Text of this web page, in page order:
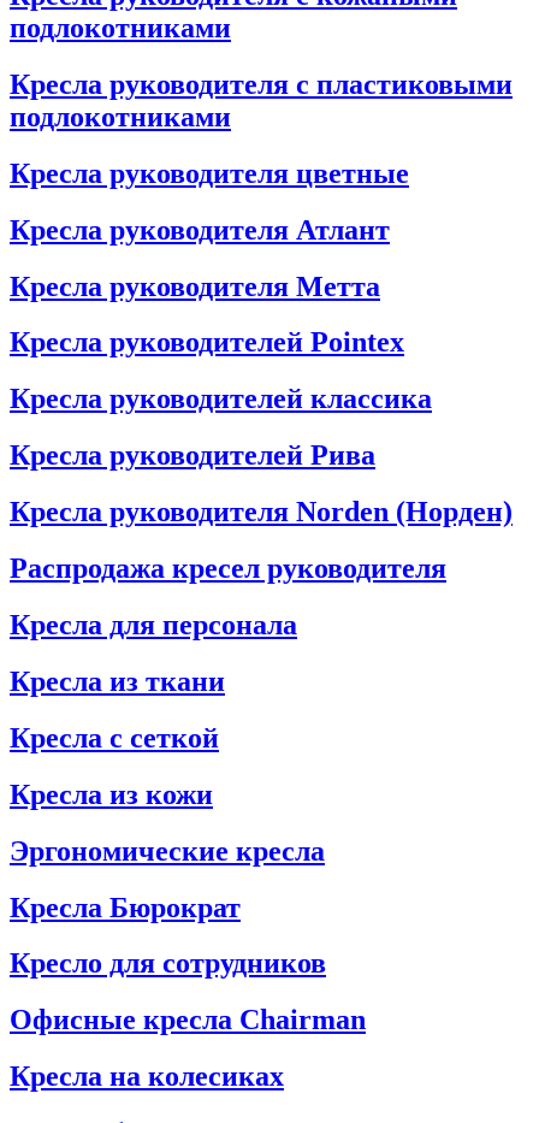
подлокотниками
Кресла руководителя с пластиковыми
подлокотниками
Кресла руководителя цветные
Кресла руководителя Атлант
Кресла рyководителя Метта
Кресла руководителей Pointex
Кресла руководителей классика
Кресла руководителей Рива
Кресла руководителя Norden (Норден)
Распродажа кресел руководителя
Кресла для персонала
Кресла из ткани
Кресла с сеткой
Кресла из кожи
Эргономические кресла
Кресла Бюрократ
Кресло для сотрудников
Офисные кресла Chairman
Кресла на колесиках